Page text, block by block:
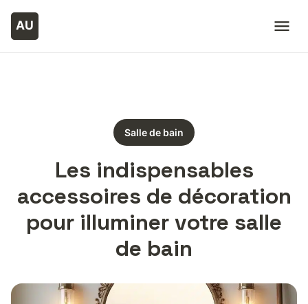
Salle de bain
Les indispensables
accessoires de décoration
pour illuminer votre salle
de bain